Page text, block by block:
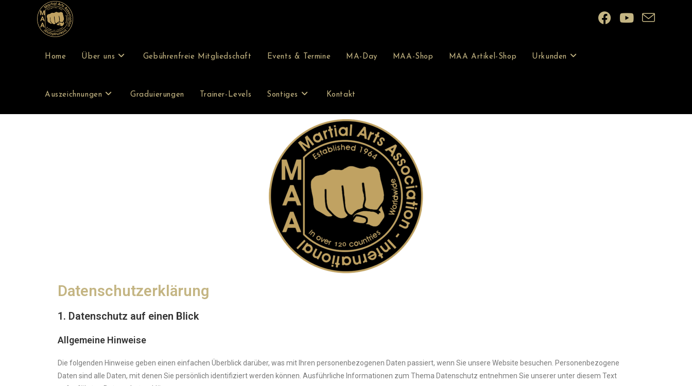
Home Über uns Gebührenfreie Mitgliedschaft Events & Termine MA-Day MAA-Shop MAA Artikel-Shop Urkunden
Auszeichnungen Graduierungen Trainer-Levels Sontiges Kontakt
Datenschutzerklärung
1. Datenschutz auf einen Blick
Allgemeine Hinweise
Die folgenden Hinweise geben einen einfachen Überblick darüber, was mit Ihren personenbezogenen Daten passiert, wenn Sie unsere Website besuchen. Personenbezogene
Daten sind alle Daten, mit denen Sie persönlich identifiziert werden können. Ausführliche Informationen zum Thema Datenschutz entnehmen Sie unserer unter diesem Text